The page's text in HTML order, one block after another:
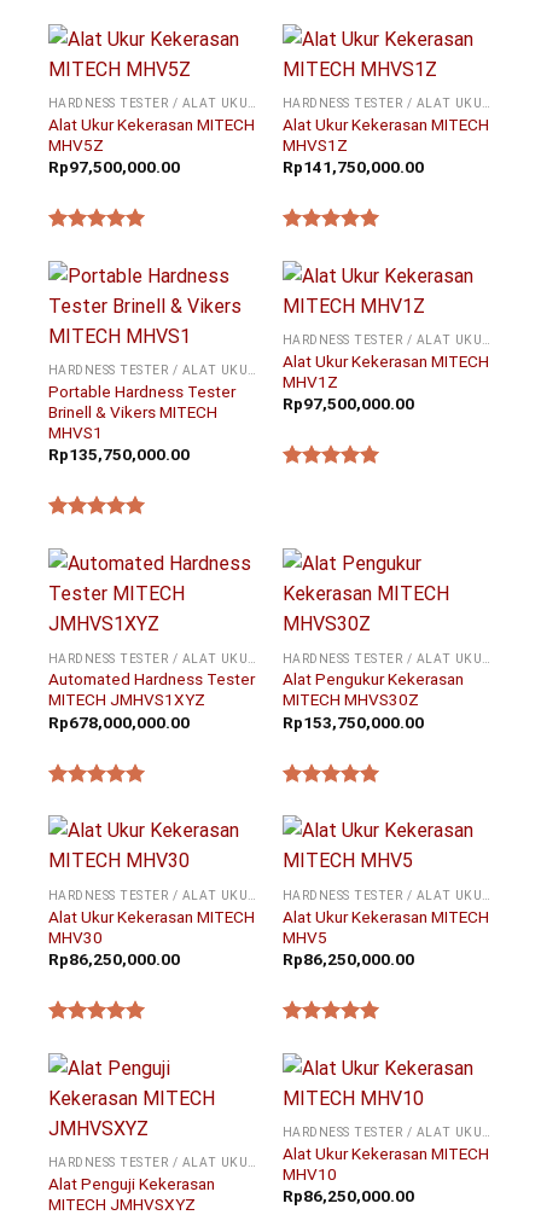
Alat Ukur Kekerasan MITECH
MHV5Z
Rp97,500,000.00
Alat Ukur Kekerasan MITECH
MHVS1Z
Rp141,750,000.00
HARDNESS TESTER / ALAT UKUR KEKERASAN
Portable Hardness Tester
Brinell & Vikers MITECH
MHVS1
Rp135,750,000.00
HARDNESS TESTER / ALAT UKUR KEKERASAN
Alat Ukur Kekerasan MITECH
MHV1Z
Rp97,500,000.00
Automated Hardness Tester
MITECH JMHVS1XYZ
Rp678,000,000.00
Alat Pengukur Kekerasan
MITECH MHVS30Z
Rp153,750,000.00
Alat Ukur Kekerasan MITECH
MHV30
Rp86,250,000.00
Alat Ukur Kekerasan MITECH
MHV5
Rp86,250,000.00
Alat Penguji Kekerasan
MITECH JMHVSXYZ
Alat Ukur Kekerasan MITECH
MHV10
Rp86,250,000.00